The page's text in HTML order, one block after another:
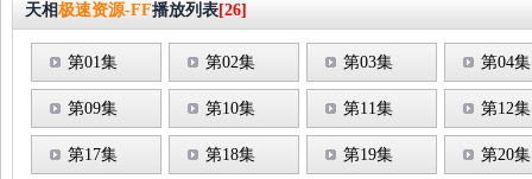
天相极速资源-FF播放列表[26]
第01集 第02集 第03集 第04集
第09集 第10集 第11集 第12集
第17集 第18集 第19集 第20集